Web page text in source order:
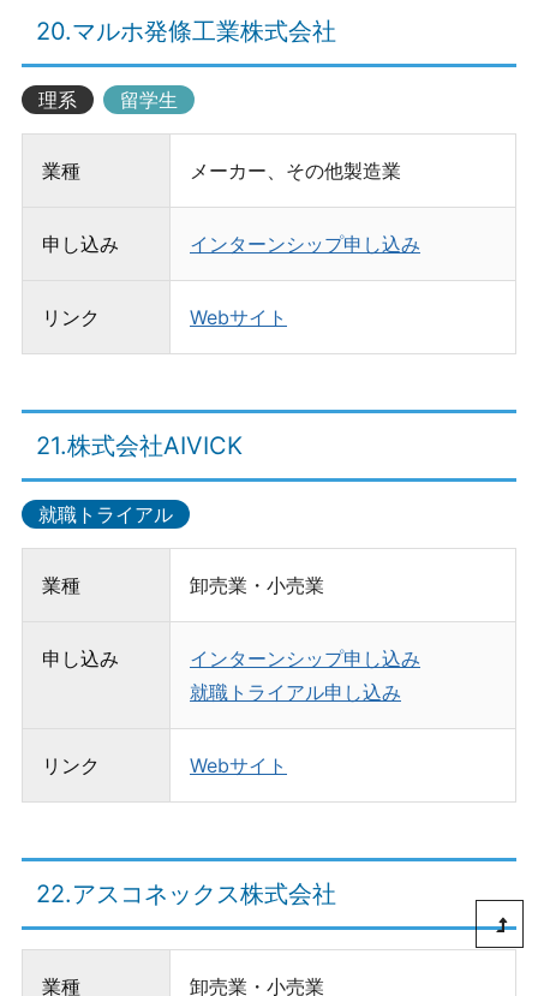
20.マルホ発條工業株式会社
理系 留学生
業種 メーカー、その他製造業
申し込み インターンシップ申し込み
リンク Webサイト
21.株式会社AIVICK
就職トライアル
業種 卸売業・小売業
申し込み
インターンシップ申し込み
就職トライアル申し込み
リンク Webサイト
22.アスコネックス株式会社
業種 卸売業・小売業